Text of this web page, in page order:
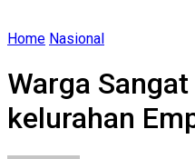
Home Nasional
Warga
kelurahan